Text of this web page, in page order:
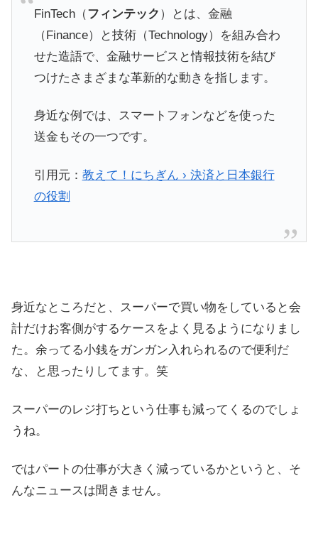
FinTech（フィンテック ）とは、金融
（Finance）と技術（Technology）を組み合わ
せた造語で、金融サービスと情報技術を結び
つけたさまざまな革新的な動きを指します。
身近な例では、スマートフォンなどを使った
送金もその一つです。
引用元： 教えて！にちぎん › 決済と日本銀行
の役割
身近なところだと、スーパーで買い物をしていると会
計だけお客側がするケースをよく見るようになりまし
た。余ってる小銭をガンガン入れられるので便利だ
な、と思ったりしてます。笑
スーパーのレジ打ちという仕事も減ってくるのでしょ
うね。
ではパートの仕事が大きく減っているかというと、そ
んなニュースは聞きません。